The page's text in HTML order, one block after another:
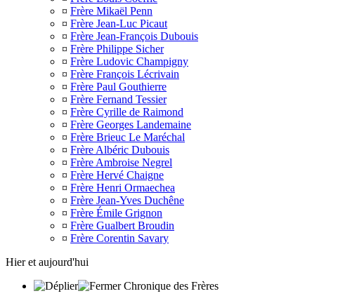
¤ Frère Mikaël Penn
¤ Frère Jean-Luc Picaut
¤ Frère Jean-François Dubouis
¤ Frère Philippe Sicher
¤ Frère Ludovic Champigny
¤ Frère François Lécrivain
¤ Frère Paul Gouthierre
¤ Frère Fernand Tessier
¤ Frère Cyrille de Raimond
¤ Frère Georges Landemaine
¤ Frère Brieuc Le Maréchal
¤ Frère Albéric Dubouis
¤ Frère Ambroise Negrel
¤ Frère Hervé Chaigne
¤ Frère Henri Ormaechea
¤ Frère Jean-Yves Duchêne
¤ Frère Émile Grignon
¤ Frère Gualbert Broudin
¤ Frère Corentin Savary
Hier et aujourd'hui
Chronique des Frères